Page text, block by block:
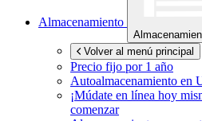
Almacenamiento
Volver al menú principal
Precio fijo por 1 año
Autoalmacenamiento en
¡Múdate en línea hoy
comenzar